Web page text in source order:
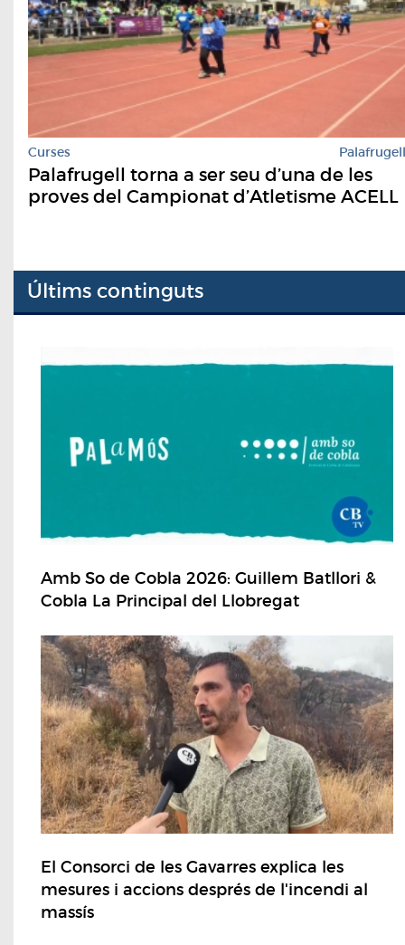
Curses Palafrugell
Palafrugell torna a ser seu d’una de les
proves del Campionat d’Atletisme ACELL
Últims continguts
Amb So de Cobla 2026: Guillem Batllori &
Cobla La Principal del Llobregat
El Consorci de les Gavarres explica les
mesures i accions després de l'incendi al
massís